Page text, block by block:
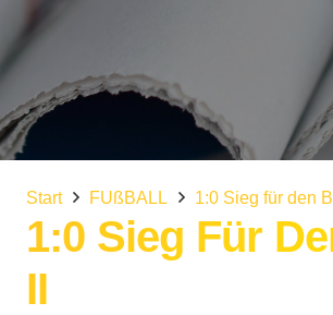
Start FUßBALL 1:0 Sieg für den
1:0 Sieg Für
II